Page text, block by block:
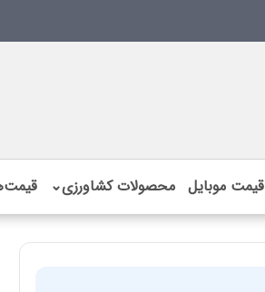
قیمت موبایل محصولات کشاورزی⌄